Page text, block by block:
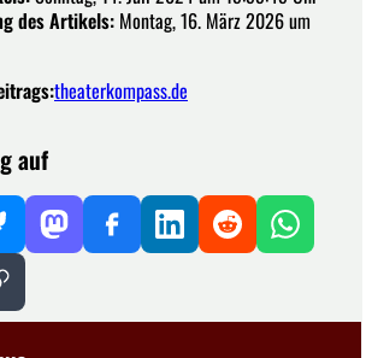
des Artikels: Montag, 16. März 2026 um
theaterkompass.de
auf